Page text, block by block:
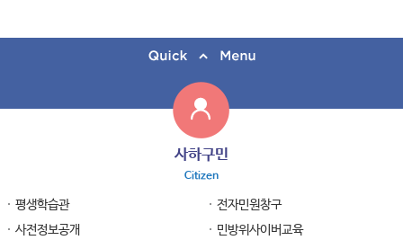
사하구민
Citizen
평생학습관
전자민원창구
사전정보공개
민방위사이버교육